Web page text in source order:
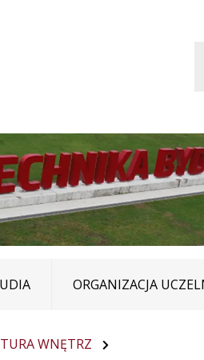
menu
do treści
do mapy
ORGANIZACJA
WNĘTRZ